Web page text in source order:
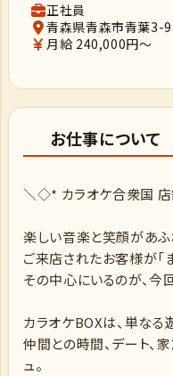
正社員
青森県青森市青葉3-
月給 240,000円～
お仕事について
＼◇* カラオケ合衆国
楽しい音楽と笑顔があふ
ご来店されたお客様が「
その中心にいるのが、今
カラオケBOXは、単なる
仲間との時間、デート、
ュ。